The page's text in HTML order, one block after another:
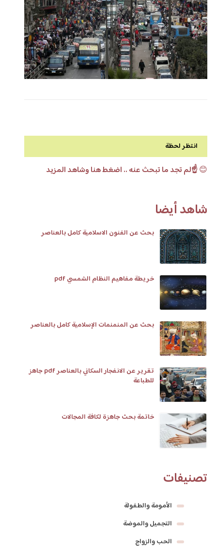
انتظر لحظة
😊☝️لم تجد ما تبحث عنه .. اضغط هنا وشاهد المزيد
شاهد أيضا
بحث عن الفنون الاسلامية كامل بالعناصر
خريطة مفاهيم النظام الشمسي pdf
بحث عن المنمنمات الإسلامية كامل بالعناصر
تقرير عن الانفجار السكاني بالعناصر pdf جاهز
للطباعة
خاتمة بحث جاهزة لكافة المجالات
تصنيفات
الأمومة والطفولة
التجميل والموضة
الحب والزواج